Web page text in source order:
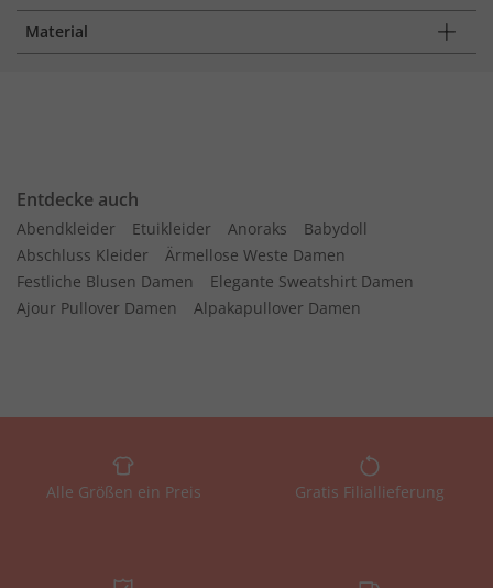
Material
Entdecke auch
Abendkleider Etuikleider Anoraks
Babydoll
Abschluss Kleider
Ärmellose Weste Damen
Festliche Blusen Damen
Elegante Sweatshirt Damen
Ajour Pullover Damen
Alpakapullover Damen
Alle Größen ein Preis Gratis Filiallieferung